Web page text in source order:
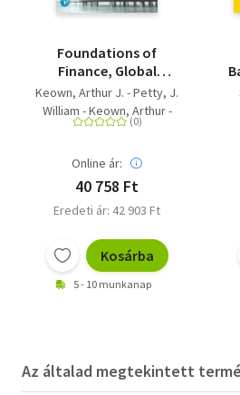
Foundations of
Finance, Global
Edition
Keown, Arthur J. - Petty, J.
William - Keown, Arthur -
Martin, John D.
Online ár:
40 758 Ft
Eredeti ár: 42 903 Ft
Kosárba
5 - 10 munkanap
Az általad megtekintett